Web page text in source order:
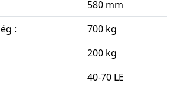
580 mm
:
700 kg
200 kg
40-70 LE